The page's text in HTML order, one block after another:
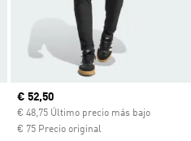
Precio actual
€ 52,50
€ 48,75 Último precio más bajo
€ 75 Precio original